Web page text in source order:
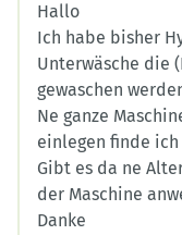
Hallo
Ich habe bisher
Unterwäsche die
gewaschen
Ne ganze
einlegen finde
Gibt es da ne
der Maschine
Danke